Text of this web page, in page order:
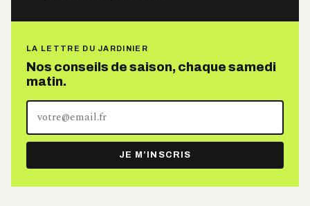
LA LETTRE DU JARDINIER
Nos conseils de saison, chaque samedi
matin.
Votre
adresse
e-
mail
JE M’INSCRIS